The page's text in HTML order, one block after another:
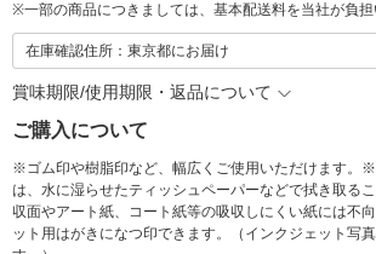
※一部の商品につきましては、基本配送料を当社が負担
在庫確認住所：東京都にお届け
賞味期限/使用期限・返品について
ご購入について
※ゴム印や樹脂印など、幅広くご使用いただけます。
は、水に湿らせたティッシュペーパーなどで拭き取る
収面やアート紙、コート紙等の吸収しにくい紙には不
ット用はがきになつ印できます。（インクジェット写